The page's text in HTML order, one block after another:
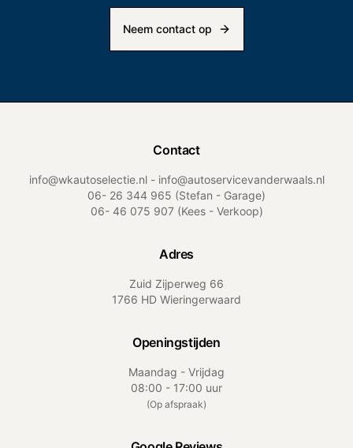
Neem contact op
Contact
info@wkautoselectie.nl - info@autoservicevanderwaals.nl
06- 26 344 965 (Stefan - Garage)
06- 46 075 907(Kees - Verkoop)
Adres
Zuid Zijperweg 66
1766 HD Wieringerwaard
Openingstijden
Maandag - Vrijdag
08:00 - 17:00 uur
(Op afspraak)